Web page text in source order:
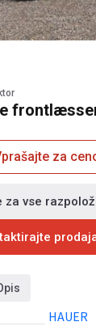
za
za vse
HAUER